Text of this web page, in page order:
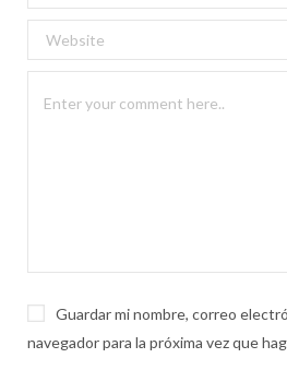
Guardar mi nombre, correo
navegador para la próxima vez que